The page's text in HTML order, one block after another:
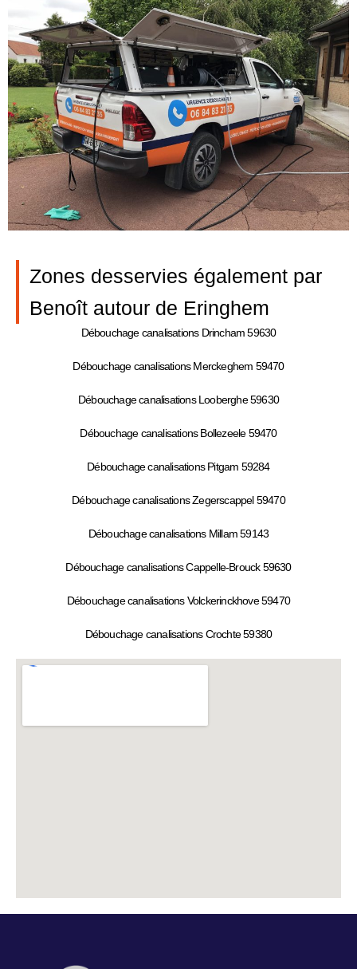
Zones desservies également par
Benoît autour de Eringhem
Débouchage canalisations Drincham 59630
Débouchage canalisations Merckeghem 59470
Débouchage canalisations Looberghe 59630
Débouchage canalisations Bollezeele 59470
Débouchage canalisations Pitgam 59284
Débouchage canalisations Zegerscappel 59470
Débouchage canalisations Millam 59143
Débouchage canalisations Cappelle-Brouck 59630
Débouchage canalisations Volckerinckhove 59470
Débouchage canalisations Crochte 59380